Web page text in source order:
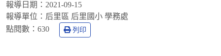
報導日期： 2021-09-15
報導單位： 后里區 后里國小 學務處
點閱數： 630 列印